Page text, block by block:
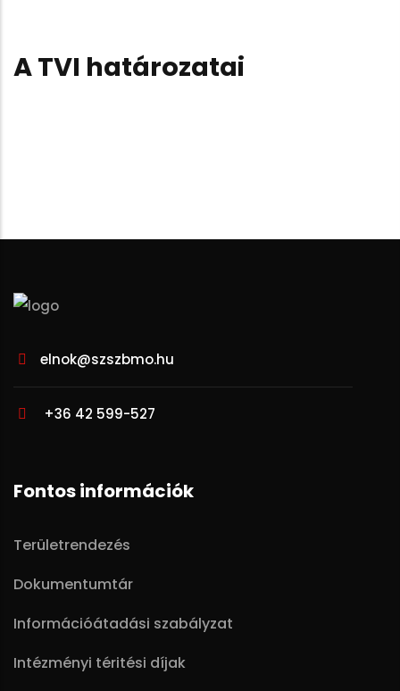
A TVI határozatai
elnok@szszbmo.hu
+36 42 599-527
Fontos információk
Területrendezés
Dokumentumtár
Információátadási szabályzat
Intézményi téritési díjak